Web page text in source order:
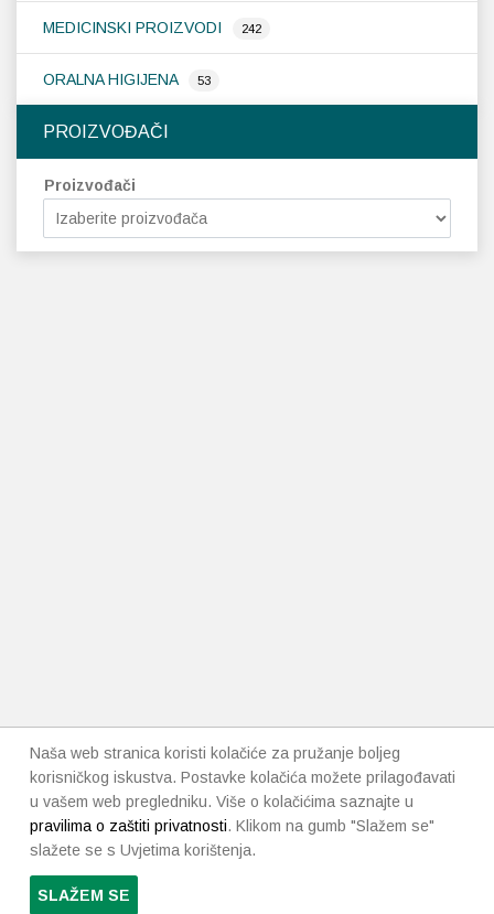
MEDICINSKI PROIZVODI 242
ORALNA HIGIJENA 53
PROIZVOĐAČI
Proizvođači
Naša web stranica koristi kolačiće za pružanje boljeg
korisničkog iskustva. Postavke kolačića možete prilagođavati
u vašem web pregledniku. Više o kolačićima saznajte u
pravilima o zaštiti privatnosti. Klikom na gumb "Slažem se"
slažete se s Uvjetima korištenja.
SLAŽEM SE